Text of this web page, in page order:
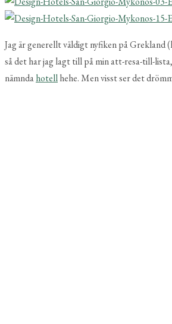
Jag är generellt väldigt nyfiken på Grekland
så det har jag lagt till på min att-resa-till-
nämndahotellhehe. Men visst ser det